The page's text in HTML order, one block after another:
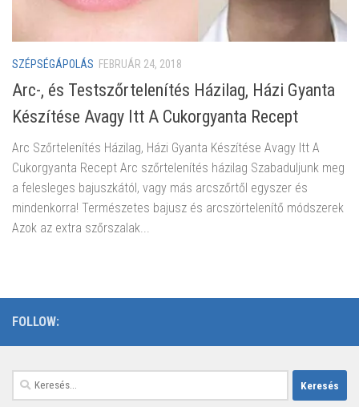
SZÉPSÉGÁPOLÁS FEBRUÁR 24, 2018
Arc-, és Testszőrtelenítés Házilag, Házi Gyanta
Készítése Avagy Itt A Cukorgyanta Recept
Arc Szőrtelenítés Házilag, Házi Gyanta Készítése Avagy Itt A
Cukorgyanta Recept Arc szőrtelenítés házilag Szabaduljunk meg
a felesleges bajuszkától, vagy más arcszőrtől egyszer és
mindenkorra! Természetes bajusz és arcszörtelenítő módszerek
Azok az extra szőrszalak...
FOLLOW:
Keresés: